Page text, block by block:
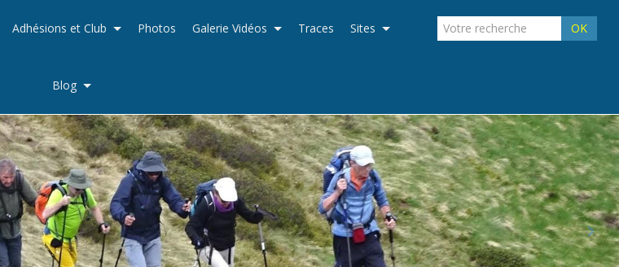
OK
Adhésions et Club Photos Galerie Vidéos Traces Sites
Blog
›